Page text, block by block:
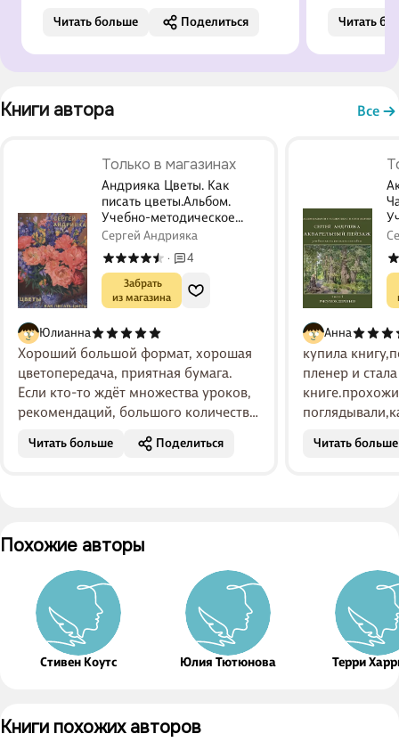
работать с ближним и дальним
планом, как грамотно составить
Читать больше Поделиться
языком,
Открыла
Читать
Книги автора Все
Только в магазинах
Андрияка Цветы. Как
писать цветы.Альбом.
Учебно-методическое
пособие.
Сергей Андрияка
· 4
Забрать
из магазина
Юлианна
Хороший большой формат, хорошая
цветопередача, приятная бумага.
Если кто-то ждёт множества уроков,
рекомендаций, большого количества
шагов - этого в альбоме нет. Есть
несколько примеров как писать цве...
Читать больше Поделиться
Анна
купила
пленер и
Ривьера.кто-
Читать больше
Похожие авторы
Стивен Коутс Юлия Тютюнова Терри
Книги похожих авторов